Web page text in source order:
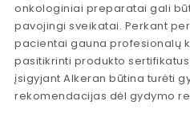
onkologiniai preparatai gali
pavojingi sveikatai. Perkant
pacientai gauna profesionalų
pasitikrinti produkto
įsigyjant Alkeran būtina turėti
rekomendacijas dėl gydymo